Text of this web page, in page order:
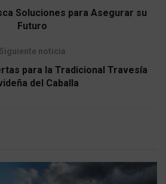
Soluciones para Asegurar su
Futuro
Siguiente noticia
para la Tradicional Travesía
del Caballa